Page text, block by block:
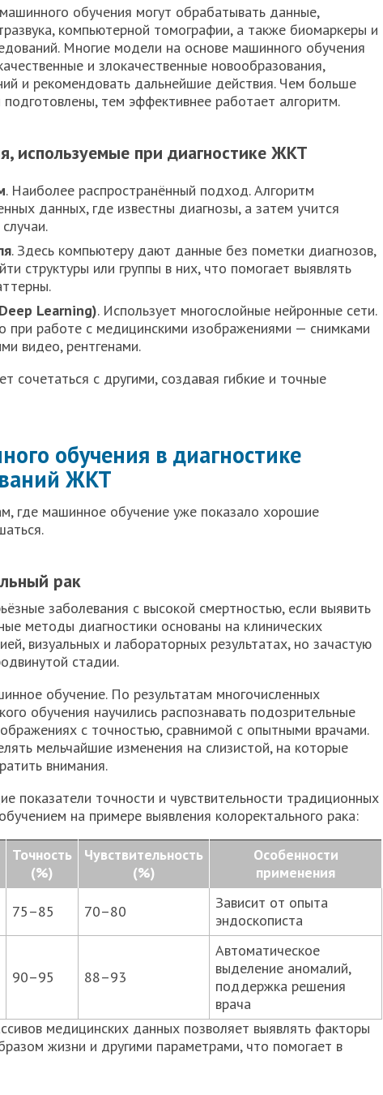
обучения могут обрабатывать данные,
компьютерной томографии, а также биомаркеры и
Многие модели на основе машинного обучения
и злокачественные новообразования,
и рекомендовать дальнейшие действия. Чем больше
тем эффективнее работает алгоритм.
используемые при диагностике ЖКТ
. Наиболее распространённый подход. Алгоритм
данных, где известны диагнозы, а затем учится
. Здесь компьютеру дают данные без пометки диагнозов,
структуры или группы в них, что помогает выявлять
Learning). Использует многослойные нейронные сети.
при работе с медицинскими изображениями — снимками
видео, рентгенами.
с другими, создавая гибкие и точные
обучения в диагностике
ЖКТ
где машинное обучение уже показало хорошие
рак
заболевания с высокой смертностью, если выявить
методы диагностики основаны на клинических
визуальных и лабораторных результатах, но зачастую
стадии.
обучение. По результатам многочисленных
обучения научились распознавать подозрительные
с точностью, сравнимой с опытными врачами.
мельчайшие изменения на слизистой, на которые
внимания.
показатели точности и чувствительности традиционных
на примере выявления колоректального рака:
Точность
(%)
Чувствительность
(%)
Особенности
применения
75–85 70–80
Зависит от опыта
эндоскописта
90–95 88–93
Автоматическое
выделение аномалий,
поддержка решения
врача
медицинских данных позволяет выявлять факторы
жизни и другими параметрами, что помогает в